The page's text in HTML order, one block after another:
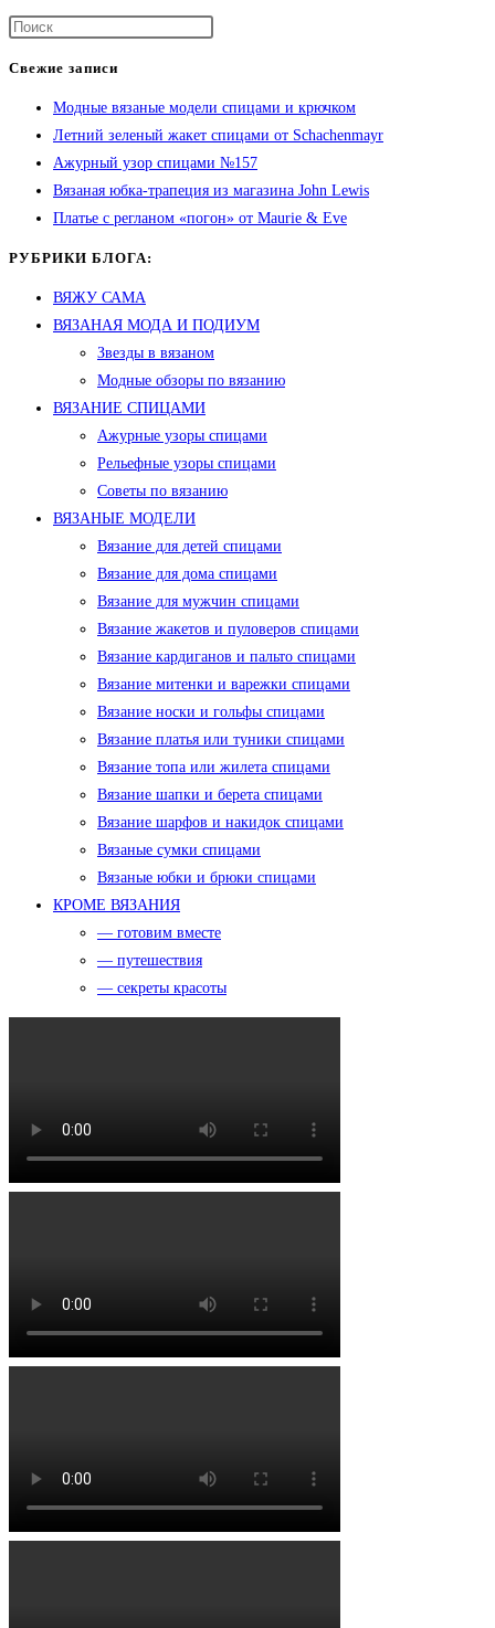
Свежие записи
Модные вязаные модели спицами и крючком
Летний зеленый жакет спицами от Schachenmayr
Ажурный узор спицами №157
Вязаная юбка-трапеция из магазина John Lewis
Платье с регланом «погон» от Maurie & Eve
РУБРИКИ БЛОГА:
ВЯЖУ САМА
ВЯЗАНАЯ МОДА И ПОДИУМ
Звезды в вязаном
Модные обзоры по вязанию
ВЯЗАНИЕ СПИЦАМИ
Ажурные узоры спицами
Рельефные узоры спицами
Советы по вязанию
ВЯЗАНЫЕ МОДЕЛИ
Вязание для детей спицами
Вязание для дома спицами
Вязание для мужчин спицами
Вязание жакетов и пуловеров спицами
Вязание кардиганов и пальто спицами
Вязание митенки и варежки спицами
Вязание носки и гольфы спицами
Вязание платья или туники спицами
Вязание топа или жилета спицами
Вязание шапки и берета спицами
Вязание шарфов и накидок спицами
Вязаные сумки спицами
Вязаные юбки и брюки спицами
КРОМЕ ВЯЗАНИЯ
— готовим вместе
— путешествия
— секреты красоты